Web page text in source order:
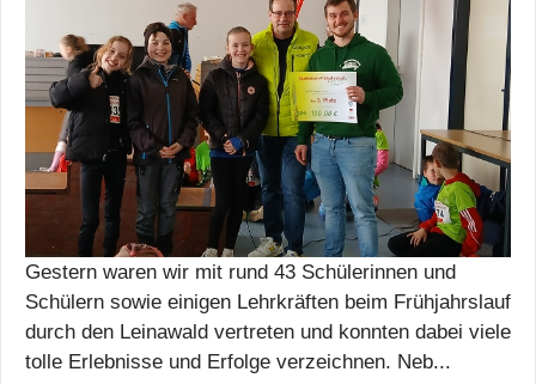
Gestern waren wir mit rund 43 Schülerinnen und
Schülern sowie einigen Lehrkräften beim Frühjahrslauf
durch den Leinawald vertreten und konnten dabei viele
tolle Erlebnisse und Erfolge verzeichnen. Neb...